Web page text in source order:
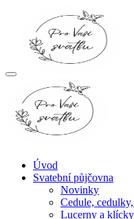
Úvod
Svatební půjčovna
Novinky
Cedule,
Lucerny a klícky